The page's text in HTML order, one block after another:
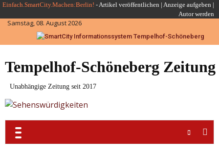
Skip
to
content
Einfach.SmartCity.Machen:Berlin! -Artikel veröffentlichen | Anzeige aufgeben |
Autor werden
Samstag, 08. August 2026
Tempelhof-Schöneberg Zeitung
Unabhängige Zeitung seit 2017